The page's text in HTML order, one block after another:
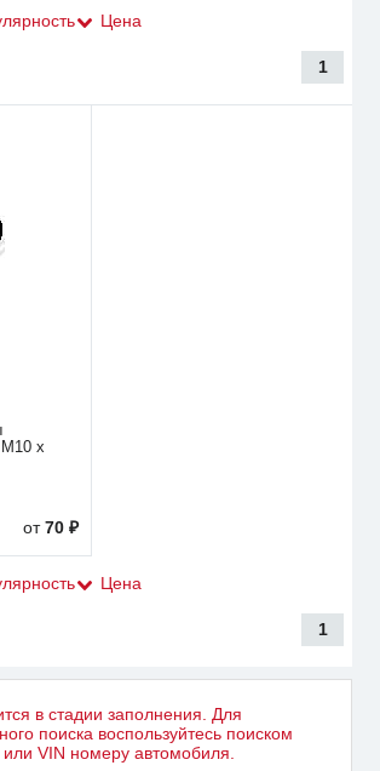
Цена
1
x
от70 ₽
Цена
1
в стадии заполнения. Для
поиска воспользуйтесь поиском
VIN номеру автомобиля.